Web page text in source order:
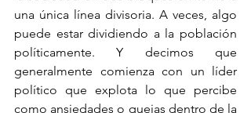
una única línea divisoria. A veces, algo
puede estar dividiendo a la población
políticamente. Y decimos que
generalmente comienza con un líder
político que explota lo que percibe
como ansiedades o quejas dentro de la